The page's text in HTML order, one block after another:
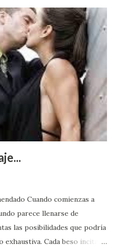
Cuando comienzas a
parece llenarse de
las posibilidades que podría
Cada beso incita